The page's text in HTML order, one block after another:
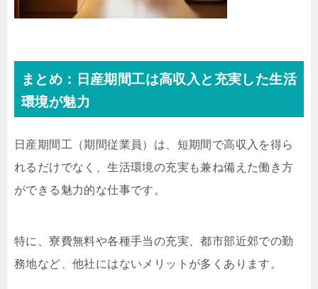
まとめ：日産期間工は高収入と充実した生活
環境が魅力
日産期間工（期間従業員）は、短期間で高収入を得ら
れるだけでなく、生活環境の充実も兼ね備えた働き方
ができる魅力的な仕事です。
特に、寮費無料や各種手当の充実、都市部近郊での勤
務地など、他社にはないメリットが多くあります。